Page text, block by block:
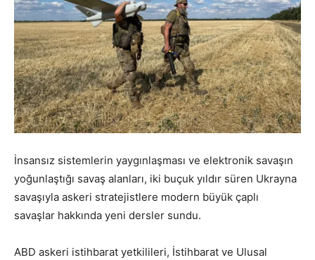
İnsansız sistemlerin yaygınlaşması ve elektronik savaşın
yoğunlaştığı savaş alanları, iki buçuk yıldır süren Ukrayna
savaşıyla askeri stratejistlere modern büyük çaplı
savaşlar hakkında yeni dersler sundu.
ABD askeri istihbarat yetkilileri, İstihbarat ve Ulusal